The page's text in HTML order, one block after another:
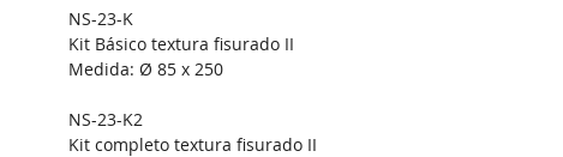
NS-23-K
Kit Básico textura fisurado II
Medida: Ø 85 x 250
NS-23-K2
Kit completo textura fisurado II